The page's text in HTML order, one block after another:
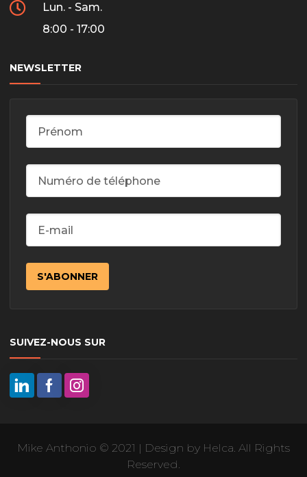
Lun. - Sam.
8:00 - 17:00
NEWSLETTER
SUIVEZ-NOUS SUR
Mike Anthonio © 2021 | Design by Helca. All Rights
Reserved.